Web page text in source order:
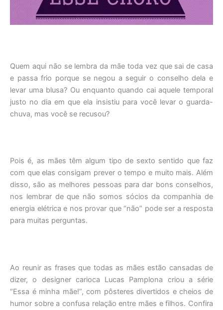
Quem aqui não se lembra da mãe toda vez que sai de casa
e passa frio porque se negou a seguir o conselho dela e
levar uma blusa? Ou enquanto quando cai aquele temporal
justo no dia em que ela insistiu para você levar o guarda-
chuva, mas você se recusou?
Pois é, as mães têm algum tipo de sexto sentido que faz
com que elas consigam prever o tempo e muito mais. Além
disso, são as melhores pessoas para dar bons conselhos,
nos lembrar de que não somos sócios da companhia de
energia elétrica e nos provar que “não” pode ser a resposta
para muitas perguntas.
Ao reunir as frases que todas as mães estão cansadas de
dizer, o designer carioca Lucas Pamplona criou a série
“Essa é minha mãe!”, com pôsteres divertidos e cheios de
humor sobre a confusa relação entre mães e filhos. Confira